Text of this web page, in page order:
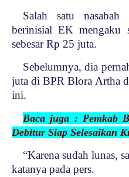
Salah satu nasabah
berinisial EK mengaku
sebesar Rp 25 juta.
Sebelumnya, dia
juta di BPR Blora Artha
ini.
Baca juga : Pemkab
Debitur Siap Selesaikan
“Karena sudah lunas,
katanya pada pers.